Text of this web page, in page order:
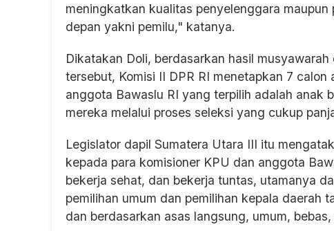
meningkatkan kualitas penyelenggara
depan yakni pemilu," katanya.
Dikatakan Doli, berdasarkan hasil
tersebut, Komisi II DPR RI menetapkan 7
anggota Bawaslu RI yang terpilih adalah anak
mereka melalui proses seleksi yang cukup
Legislator dapil Sumatera Utara III itu
kepada para komisioner KPU dan anggota
bekerja sehat, dan bekerja tuntas, utamanya
pemilihan umum dan pemilihan kepala daerah
dan berdasarkan asas langsung, umum,